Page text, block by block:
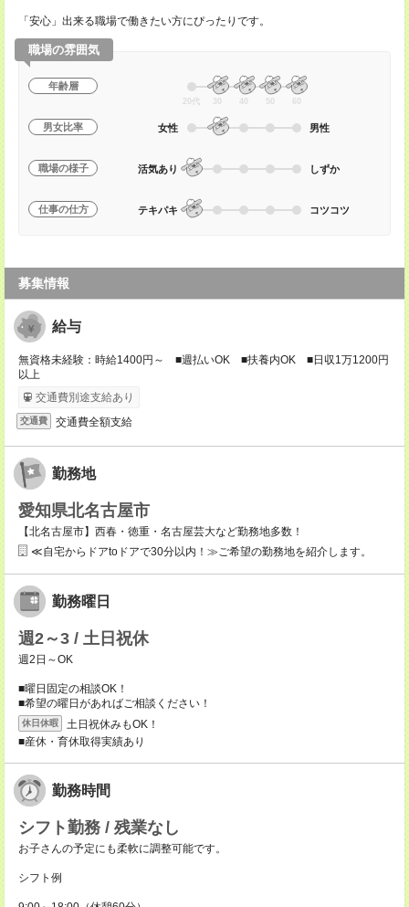
「安心」出来る職場で働きたい方にぴったりです。
職場の雰囲気
年齢層
20代 30 40 50 60
男女比率 女性 男性
職場の様子 活気あり しずか
仕事の仕方 テキパキ コツコツ
募集情報
給与
無資格未経験：時給1400円～ ■週払いOK ■扶養内OK ■日収1万1200円
以上
交通費別途支給あり
交通費 交通費全額支給
勤務地
愛知県北名古屋市
【北名古屋市】西春・徳重・名古屋芸大など勤務地多数！
≪自宅からドアtoドアで30分以内！≫ご希望の勤務地を紹介します。
勤務曜日
週2～3 / 土日祝休
週2日～OK
■曜日固定の相談OK！
■希望の曜日があればご相談ください！
休日休暇
土日祝休みもOK！
■産休・育休取得実績あり
勤務時間
シフト勤務 / 残業なし
お子さんの予定にも柔軟に調整可能です。
シフト例